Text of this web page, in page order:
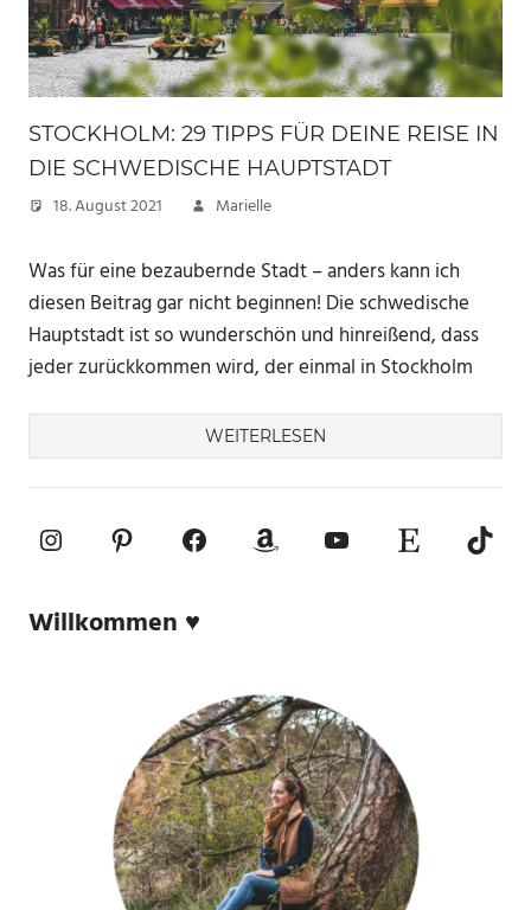
STOCKHOLM: 29 TIPPS FÜR DEINE REISE IN
DIE SCHWEDISCHE HAUPTSTADT
18. August 2021 Marielle
Was für eine bezaubernde Stadt – anders kann ich
diesen Beitrag gar nicht beginnen! Die schwedische
Hauptstadt ist so wunderschön und hinreißend, dass
jeder zurückkommen wird, der einmal in Stockholm
WEITERLESEN
InstagramPinterestFacebookAmazonYouTube
Etsy-Shop
Willkommen ♥